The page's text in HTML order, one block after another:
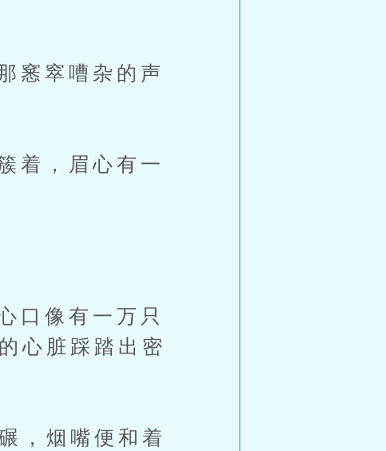
窣嘈杂的声
，眉心有一
像有一万只
心脏踩踏出密
烟嘴便和着